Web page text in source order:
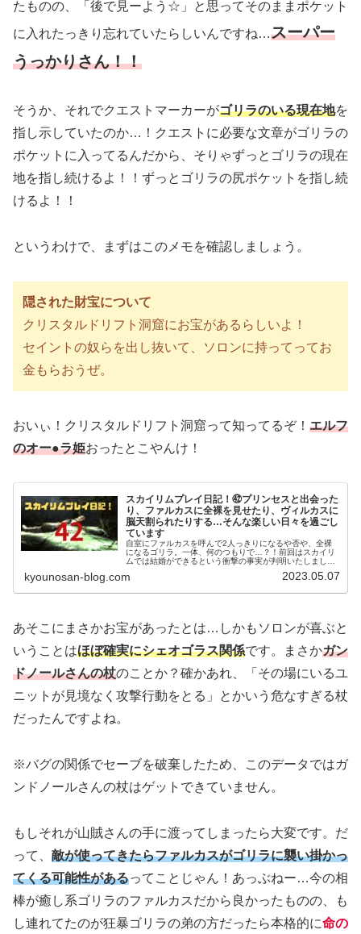
たものの、「後で見ーよう☆」と思ってそのままポケット
に入れたっきり忘れていたらしいんですね…スーパー
うっかりさん！！
そうか、それでクエストマーカーがゴリラのいる現在地を
指し示していたのか…！クエストに必要な文章がゴリラの
ポケットに入ってるんだから、そりゃずっとゴリラの現在
地を指し続けるよ！！ずっとゴリラの尻ポケットを指し続
けるよ！！
というわけで、まずはこのメモを確認しましょう。
隠された財宝について
クリスタルドリフト洞窟にお宝があるらしいよ！
セイントの奴らを出し抜いて、ソロンに持ってってお
金もらおうぜ。
おいぃ！クリスタルドリフト洞窟って知ってるぞ！ エルフ
のオー●ラ姫おったとこやんけ！
スカイリムプレイ日記！㊷プリンセスと出会った
り、ファルカスに全裸を見せたり、ヴィルカスに
脳天割られたりする…そんな楽しい日々を過ごし
ています
自室にファルカスを呼んで2人っきりになるや否や、全裸
になるゴリラ。一体、何のつもりで…？！前回はスカイリ
ムでは結婚ができるという衝撃の事実が判明いたしました
いとなりません。いや多分、あと1...
kyounosan-blog.com 2023.05.07
あそこにまさかお宝があったとは…しかもソロンが喜ぶと
いうことはほぼ確実にシェオゴラス関係です。まさかガン
ドノールさんの杖のことか？確かあれ、「その場にいるユ
ニットが見境なく攻撃行動をとる」とかいう危なすぎる杖
だったんですよね。
※バグの関係でセーブを破棄したため、このデータではガ
ンドノールさんの杖はゲットできていません。
もしそれが山賊さんの手に渡ってしまったら大変です。だ
って、 敵が使ってきたらファルカスがゴリラに襲い掛かっ
てくる可能性があるってことじゃん！あっぶねー…今の相
棒が癒し系ゴリラのファルカスだから良かったものの、も
し連れてたのが狂暴ゴリラの弟の方だったら本格的に命の